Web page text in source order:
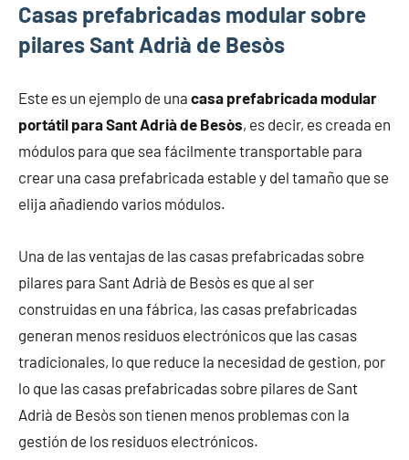
Casas prefabricadas modular sobre
pilares Sant Adrià de Besòs
Este es un ejemplo de una casa prefabricada modular
portátil para Sant Adrià de Besòs, es decir, es creada en
módulos para que sea fácilmente transportable para
crear una casa prefabricada estable y del tamaño que se
elija añadiendo varios módulos.
Una de las ventajas de las casas prefabricadas sobre
pilares para Sant Adrià de Besòs es que al ser
construidas en una fábrica, las casas prefabricadas
generan menos residuos electrónicos que las casas
tradicionales, lo que reduce la necesidad de gestion, por
lo que las casas prefabricadas sobre pilares de Sant
Adrià de Besòs son tienen menos problemas con la
gestión de los residuos electrónicos.